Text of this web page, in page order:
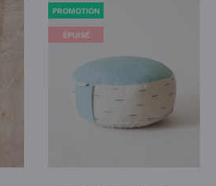
PROMOTION
ÉPUISÉ